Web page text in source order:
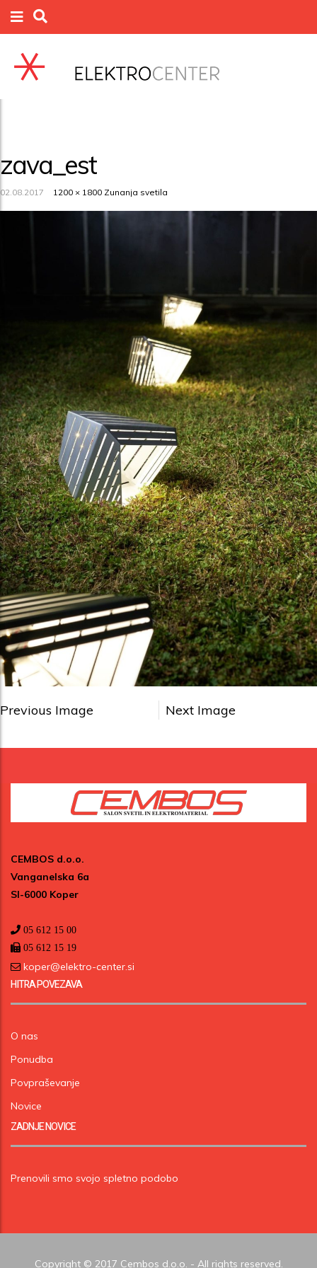
zava_est
02.08.2017 1200 × 1800 Zunanja svetila
Previous Image Next Image
CEMBOS d.o.o.
Vanganelska 6a
SI-6000 Koper
05 612 15 00
05 612 15 19
koper@elektro-center.si
HITRA POVEZAVA
O nas
Ponudba
Povpraševanje
Novice
ZADNJE NOVICE
Prenovili smo svojo spletno podobo
Copyright © 2017 Cembos d.o.o. - All rights reserved.